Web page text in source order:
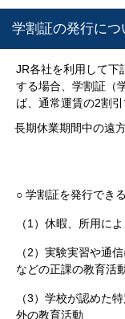
学割証の発行につ
JR各社を利用して下
する場合、学割証（
ば、通常運賃の2割
長期休業期間中
○ 学割証を発行でき
（1）休暇、所用に
（2）実験実習や通
などの正課の教育活
（3）学校が認めた
外の教育活動